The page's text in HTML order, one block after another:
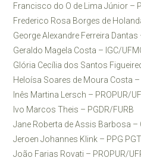
Francisco do O de Lima Júnior –
Frederico Rosa Borges de
George Alexandre Ferreira Dantas
Geraldo Magela Costa – IGC/
Glória Cecília dos Santos
Heloísa Soares de Moura Costa –
Inês Martina Lersch – PROPUR/
Ivo Marcos Theis – PGDR/FURB
Jane Roberta de Assis Barbosa
Jeroen Johannes Klink – PPG
João Farias Rovati – PROPUR/